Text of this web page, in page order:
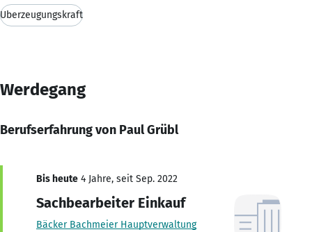
Überzeugungskraft
Werdegang
Berufserfahrung von Paul Grübl
Bis heute 4 Jahre, seit Sep. 2022
Sachbearbeiter Einkauf
Bäcker Bachmeier Hauptverwaltung